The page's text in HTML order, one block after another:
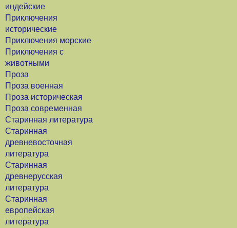
индейские
Приключения
исторические
Приключения морские
Приключения с
животными
Проза
Проза военная
Проза историческая
Проза современная
Старинная литература
Старинная
древневосточная
литература
Старинная
древнерусская
литература
Старинная
европейская
литература